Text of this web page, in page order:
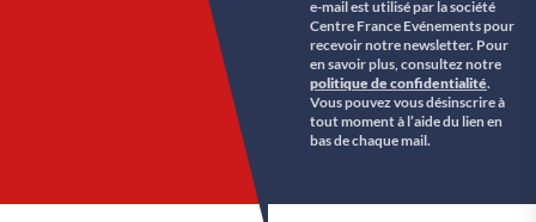
e-mail est utilisé par la société
Centre France Evénements pour
recevoir notre newsletter. Pour
en savoir plus, consultez notre
politique de confidentialité.
Vous pouvez vous désinscrire à
tout moment à l’aide du lien en
bas de chaque mail.